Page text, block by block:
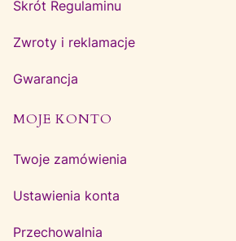
Skrót Regulaminu
Zwroty i reklamacje
Gwarancja
MOJE KONTO
Twoje zamówienia
Ustawienia konta
Przechowalnia